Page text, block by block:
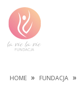
HOME » FUNDACJA »